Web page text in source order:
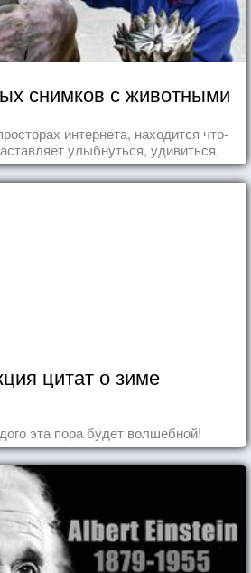
снимков с животными
интернета, находится что-
улыбнуться, удивиться,
восхититься...
цитат о зиме
эта пора будет волшебной!